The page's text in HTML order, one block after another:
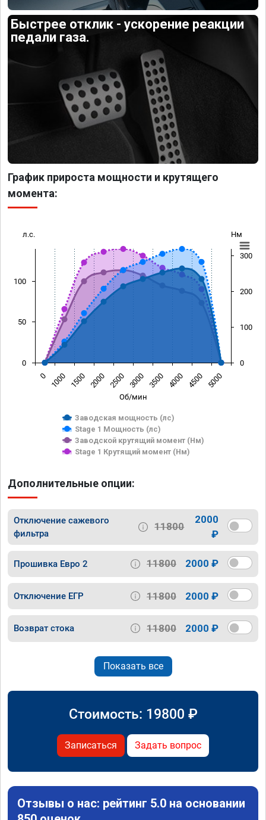
Быстрее отклик - ускорение реакции
педали газа.
График прироста мощности и крутящего
момента:
Об/мин
л.с. Нм
Заводская мощность (лс)
Stage 1 Мощность (лс)
Заводской крутящий момент (Нм)
Stage 1 Крутящий момент (Нм)
0 1000 1500 2000 2500 3000 3500 4000 4500 5000
0
50
100
0
100
200
300
Дополнительные опции:
Отключение сажевого
фильтра
11800
2000
₽
Прошивка Евро 2 11800 2000 ₽
Отключение ЕГР 11800 2000 ₽
Возврат стока 11800 2000 ₽
Показать все
Стоимость: 19800 ₽
Записаться Задать вопрос
Отзывы о нас: рейтинг 5.0 на основании